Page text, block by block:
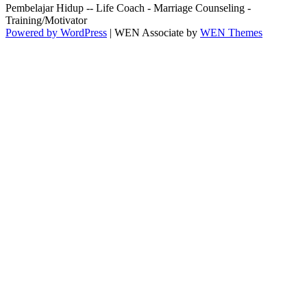
Pembelajar Hidup -- Life Coach - Marriage Counseling -
Training/Motivator
Powered by WordPress
WEN Associate by WEN Themes